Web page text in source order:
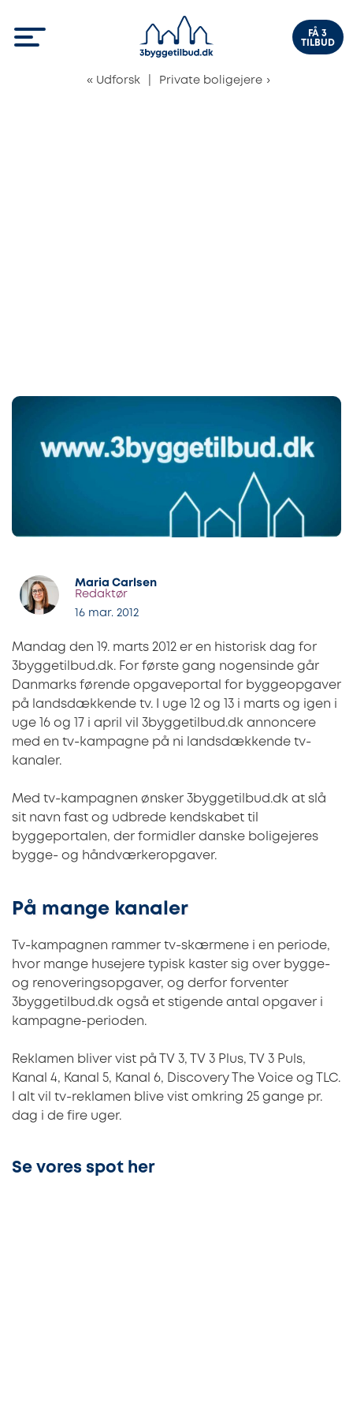
FÅ 3
TILBUD
« Udforsk Private boligejere ›
Maria Carlsen
Redaktør
16 mar. 2012
Mandag den 19. marts 2012 er en historisk dag for
3byggetilbud.dk. For første gang nogensinde går
Danmarks førende opgaveportal for byggeopgaver
på landsdækkende tv. I uge 12 og 13 i marts og igen i
uge 16 og 17 i april vil 3byggetilbud.dk annoncere
med en tv-kampagne på ni landsdækkende tv-
kanaler.
Med tv-kampagnen ønsker 3byggetilbud.dk at slå
sit navn fast og udbrede kendskabet til
byggeportalen, der formidler danske boligejeres
bygge- og håndværkeropgaver.
På mange kanaler
Tv-kampagnen rammer tv-skærmene i en periode,
hvor mange husejere typisk kaster sig over bygge-
og renoveringsopgaver, og derfor forventer
3byggetilbud.dk også et stigende antal opgaver i
kampagne-perioden.
Reklamen bliver vist på TV 3, TV 3 Plus, TV 3 Puls,
Kanal 4, Kanal 5, Kanal 6, Discovery The Voice og TLC.
I alt vil tv-reklamen blive vist omkring 25 gange pr.
dag i de fire uger.
Se vores spot her